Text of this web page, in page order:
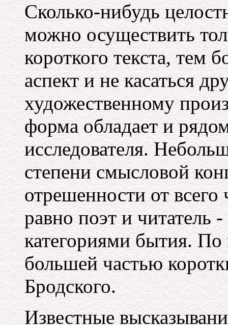
Сколько-нибудь
можно осуществить
короткого текста, тем
аспект и не касаться
художественному
форма обладает и
исследователя.
степени смысловой
отрешенности от всего
равно поэт и читатель
категориями бытия.
большей частью
Бродского.
Известные